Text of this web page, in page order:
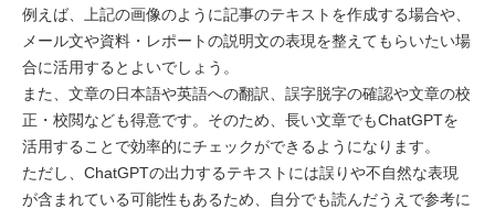
例えば、上記の画像のように記事のテキストを作成する場合や、
メール文や資料・レポートの説明文の表現を整えてもらいたい場
合に活用するとよいでしょう。
また、文章の日本語や英語への翻訳、誤字脱字の確認や文章の校
正・校閲なども得意です。そのため、長い文章でもChatGPTを
活用することで効率的にチェックができるようになります。
ただし、ChatGPTの出力するテキストには誤りや不自然な表現
が含まれている可能性もあるため、自分でも読んだうえで参考に